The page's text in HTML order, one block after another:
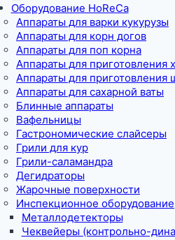
Оборудование HoReCa
Аппараты для варки кукурузы
Аппараты для корн догов
Аппараты для поп корна
Аппараты для приготовления
Аппараты для приготовления
Аппараты для сахарной ваты
Блинные аппараты
Вафельницы
Гастрономические слайсеры
Грили для кур
Грили-саламандра
Дегидраторы
Жарочные поверхности
Инспекционное оборудование
Металлодетекторы
Чеквейеры (контрольно-